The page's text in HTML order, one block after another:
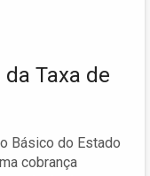
Taxa de
Básico do Estado
cobrança